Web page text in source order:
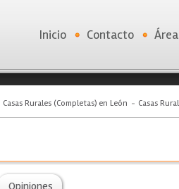
Inicio Contacto
Casas Rurales (Completas) en León Casas
Opiniones